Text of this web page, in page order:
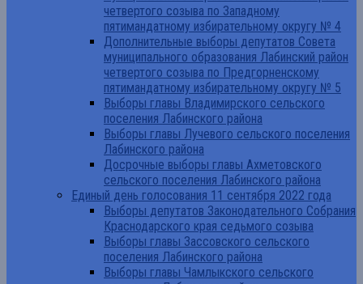
четвертого созыва по Западному
пятимандатному избирательному округу № 4
Дополнительные выборы депутатов Совета
муниципального образования Лабинский район
четвертого созыва по Предгорненскому
пятимандатному избирательному округу № 5
Выборы главы Владимирского сельского
поселения Лабинского района
Выборы главы Лучевого сельского поселения
Лабинского района
Досрочные выборы главы Ахметовского
сельского поселения Лабинского района
Единый день голосования 11 сентября 2022 года
Выборы депутатов Законодательного Собрания
Краснодарского края седьмого созыва
Выборы главы Зассовского сельского
поселения Лабинского района
Выборы главы Чамлыкского сельского